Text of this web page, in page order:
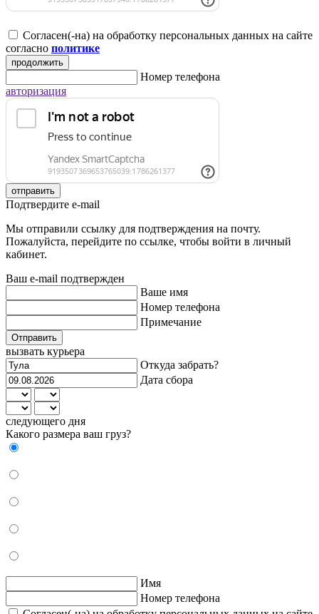
Согласен(-на) на обработку персональных данных на сайте
согласно политике
продолжить
Номер телефона
авторизация
отправить
Подтвердите e-mail
Мы отправили ссылку для подтверждения на почту.
Пожалуйста, перейдите по ссылке, чтобы войти в личный
кабинет.
Ваш e-mail подтвержден
Ваше имя
Номер телефона
Примечание
Отправить
вызвать курьера
Откуда забрать?
Дата сбора
следующего дня
Какого размера ваш груз?
Имя
Номер телефона